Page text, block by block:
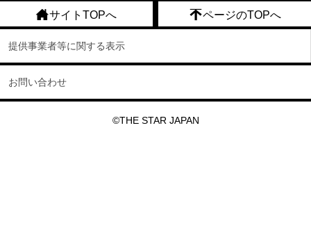
サイトTOPへ ページのTOPへ
提供事業者等に関する表示
お問い合わせ
©THE STAR JAPAN